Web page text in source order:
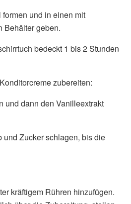
und in einen mit
Behälter geben.
bedeckt 1 bis 2 Stunden
zubereiten:
und dann den Vanilleextrakt
und Zucker schlagen, bis die
kräftigem Rühren hinzufügen.